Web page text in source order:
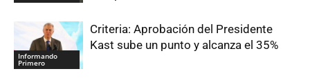
Informando
Primero
Criteria: Aprobación del Presidente
Kast sube un punto y alcanza el 35%